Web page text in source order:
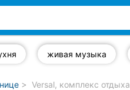
живая музыка
Versal, комплекс отдыха